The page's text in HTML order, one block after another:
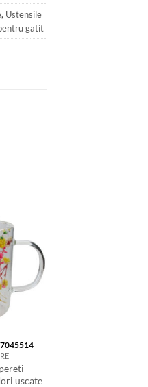
, Ustensile
gatit
uscate